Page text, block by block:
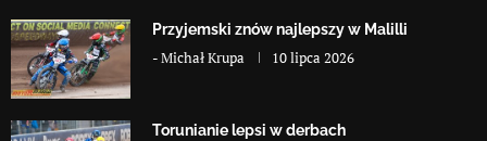
Przyjemski znów najlepszy w Malilli
-Michał Krupa 10 lipca 2026
Torunianie lepsi w derbach